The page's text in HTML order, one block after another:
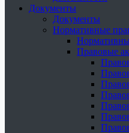
Документы
Документы
Нормативные
Правовые